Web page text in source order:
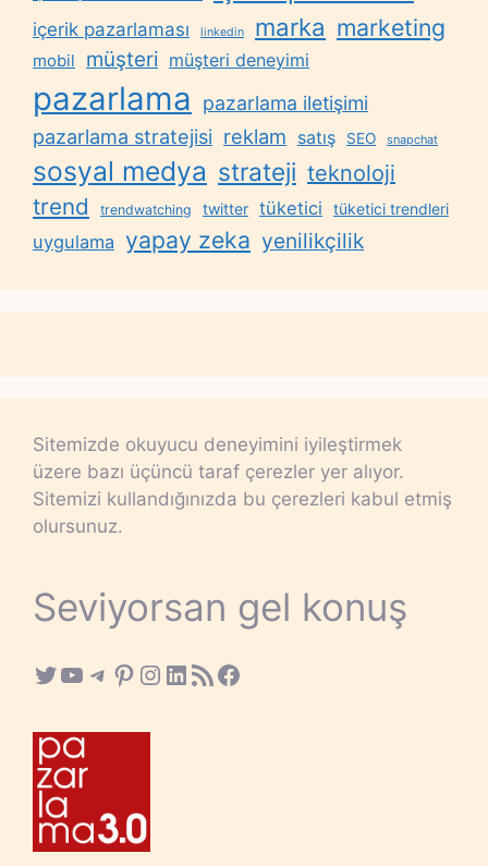
içerik pazarlaması linkedin marka marketing
mobil müşteri müşteri deneyimi
pazarlama
pazarlama iletişimi
pazarlama stratejisi reklam satış SEO snapchat
sosyal medya strateji teknoloji
trend trendwatching twitter tüketici tüketici trendleri
uygulama yapay zeka yenilikçilik
Sitemizde okuyucu deneyimini iyileştirmek
üzere bazı üçüncü taraf çerezler yer alıyor.
Sitemizi kullandığınızda bu çerezleri kabul etmiş
olursunuz.
Seviyorsan gel konuş
Twitter
YouTube
Telegram
Pinterest
Instagram
LinkedIn
RSS FeedFacebook